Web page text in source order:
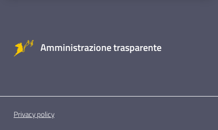
Amministrazione trasparente
Privacy policy